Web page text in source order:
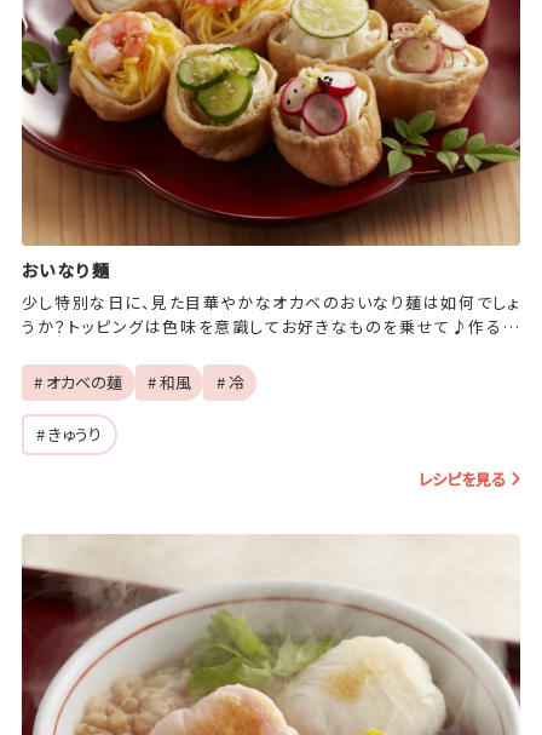
おいなり麺
少し特別な日に、見た目華やかなオカベのおいなり麺は如何でしょ
うか？トッピングは色味を意識してお好きなものを乗せて♪作る過
# オカベの麺 # 和風 # 冷
# きゅうり
レシピを見る